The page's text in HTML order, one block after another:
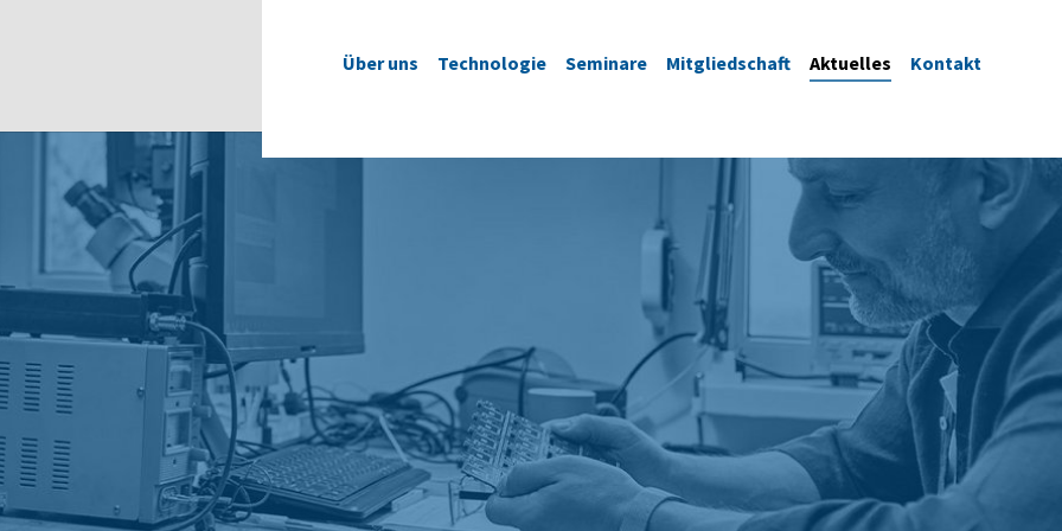
Über uns Technologie Seminare Mitgliedschaft Aktuelles Kontakt